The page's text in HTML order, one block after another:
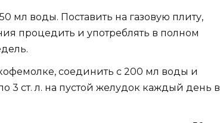
мл воды. Поставить на газовую плиту,
процедить и употреблять в полном
соединить с 200 мл воды и
3 ст. л. на пустой желудок каждый день в